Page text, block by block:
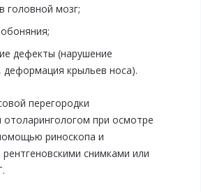
головной мозг;
дефекты (нарушение
деформация крыльев носа).
перегородки
отоларингологом при осмотре
риноскопа и
снимками или